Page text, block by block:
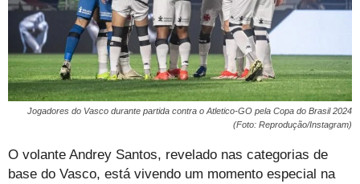
Jogadores do Vasco durante partida contra o Atletico-GO pela Copa do Brasil 2024
(Foto: Reprodução/Instagram)
O volante Andrey Santos, revelado nas categorias de
base do Vasco, está vivendo um momento especial na